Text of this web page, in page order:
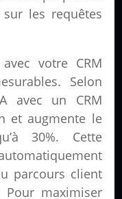
les requêtes
votre CRM
Selon
avec un CRM
et augmente le
30%. Cette
parcours client
maximiser